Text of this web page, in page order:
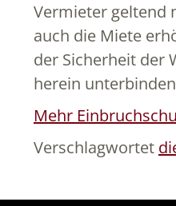
Vermieter geltend
auch die Miete
der Sicherheit der
herein
Mehr
Verschlagwortet